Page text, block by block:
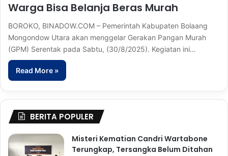
Warga Bisa Belanja Beras Murah
BOROKO, BINADOW.COM – Pemerintah Kabupaten Bolaang
Mongondow Utara akan menggelar Gerakan Pangan Murah
(GPM) Serentak pada Sabtu, (30/8/2025). Kegiatan ini…
Read More »
BERITA POPULER
Misteri Kematian Candri Wartabone
Terungkap, Tersangka Belum Ditahan